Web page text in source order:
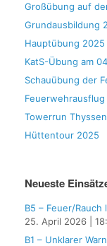
Großübung auf
Grundausbildung
Hauptübung 2025
KatS-Übung am
Schauübung der
Towerrun
Hüttentour 2025
Neueste
B5 – Feuer/
25. April 2026
B1 – Unklarer